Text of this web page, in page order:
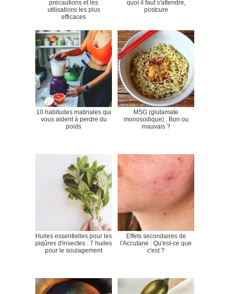
précautions et les
utilisations les plus
efficaces
quoi il faut s'attendre,
postcure
10 habitudes matinales qui
vous aident à perdre du
poids
MSG (glutamate
monosodique) : Bon ou
mauvais ?
Huiles essentielles pour les
piqûres d'insectes : 7 huiles
pour le soulagement
Effets secondaires de
l'Accutane : Qu'est-ce que
c'est ?